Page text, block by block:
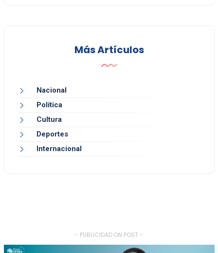
Más Artículos
Nacional
Política
Cultura
Deportes
Internacional
- PUBLICIDAD ON POST -